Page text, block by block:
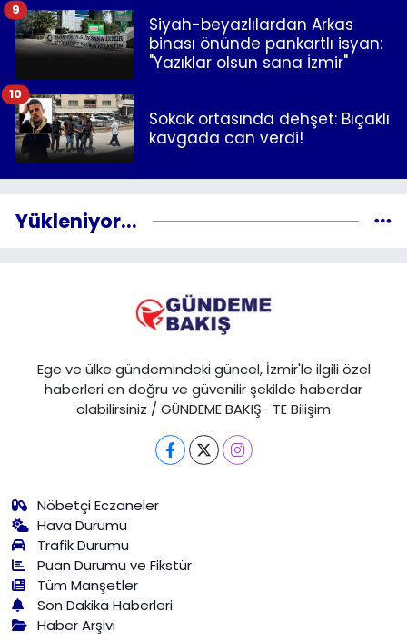
Siyah-beyazlılardan Arkas
binası önünde pankartlı isyan:
"Yazıklar olsun sana İzmir"
9
Sokak ortasında dehşet: Bıçaklı
kavgada can verdi!
10
Yükleniyor...
Ege ve ülke gündemindeki güncel, İzmir'le ilgili özel
haberleri en doğru ve güvenilir şekilde haberdar
olabilirsiniz / GÜNDEME BAKIŞ- TE Bilişim
Nöbetçi Eczaneler
Hava Durumu
Trafik Durumu
Puan Durumu ve Fikstür
Tüm Manşetler
Son Dakika Haberleri
Haber Arşivi